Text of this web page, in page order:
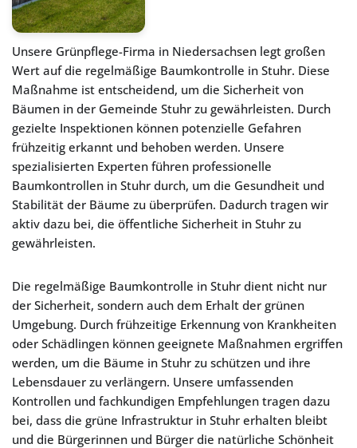
Unsere Grünpflege-Firma in Niedersachsen legt großen
Wert auf die regelmäßige Baumkontrolle in Stuhr. Diese
Maßnahme ist entscheidend, um die Sicherheit von
Bäumen in der Gemeinde Stuhr zu gewährleisten. Durch
gezielte Inspektionen können potenzielle Gefahren
frühzeitig erkannt und behoben werden. Unsere
spezialisierten Experten führen professionelle
Baumkontrollen in Stuhr durch, um die Gesundheit und
Stabilität der Bäume zu überprüfen. Dadurch tragen wir
aktiv dazu bei, die öffentliche Sicherheit in Stuhr zu
gewährleisten.
Die regelmäßige Baumkontrolle in Stuhr dient nicht nur
der Sicherheit, sondern auch dem Erhalt der grünen
Umgebung. Durch frühzeitige Erkennung von Krankheiten
oder Schädlingen können geeignete Maßnahmen ergriffen
werden, um die Bäume in Stuhr zu schützen und ihre
Lebensdauer zu verlängern. Unsere umfassenden
Kontrollen und fachkundigen Empfehlungen tragen dazu
bei, dass die grüne Infrastruktur in Stuhr erhalten bleibt
und die Bürgerinnen und Bürger die natürliche Schönheit